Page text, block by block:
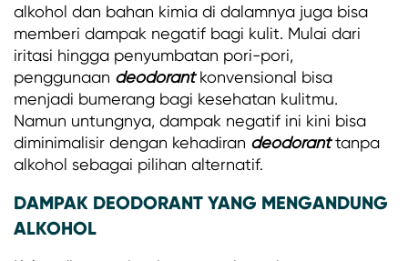
alkohol dan bahan kimia di dalamnya juga bisa
memberi dampak negatif bagi kulit. Mulai dari
iritasi hingga penyumbatan pori-pori,
penggunaan deodorantkonvensional bisa
menjadi bumerang bagi kesehatan kulitmu.
Namun untungnya, dampak negatif ini kini bisa
diminimalisir dengan kehadiran deodoranttanpa
alkohol sebagai pilihan alternatif.
DAMPAK DEODORANT YANG MENGANDUNG
ALKOHOL